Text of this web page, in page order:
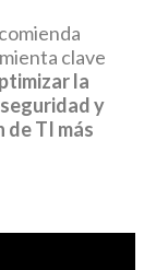
clave
la
y
de TI más